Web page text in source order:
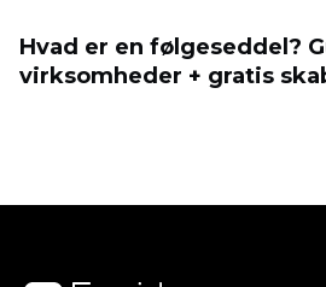
Hvad er en følgeseddel?
virksomheder + gratis